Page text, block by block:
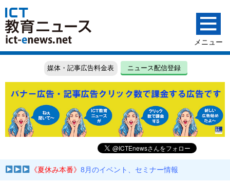
媒体・記事広告料金表 ニュース配信登録
《夏休み本番》8月のイベント、セミナー情報